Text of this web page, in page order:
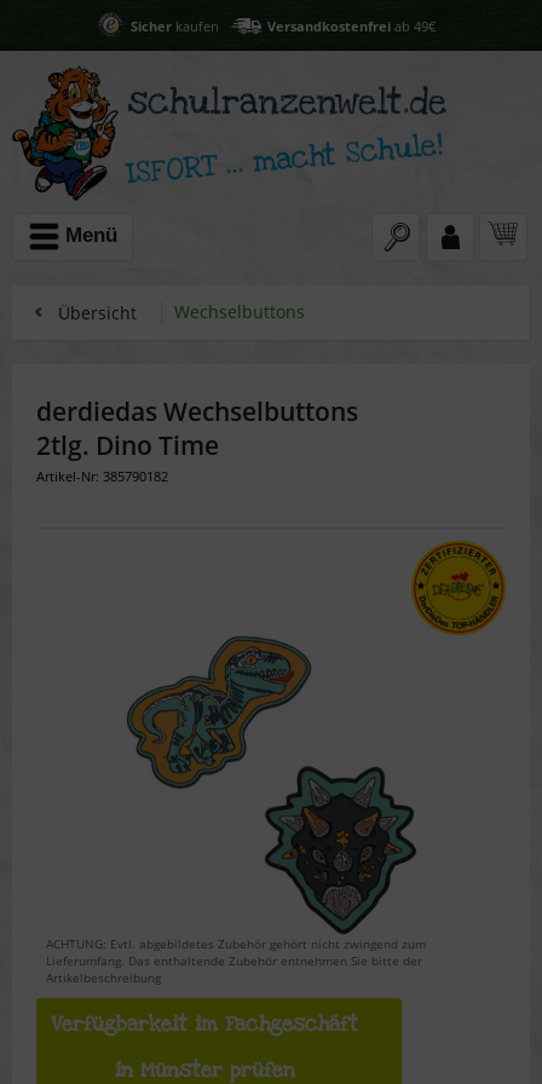
Sicherkaufen Versandkostenfreiab 49€
Menü
Übersicht Wechselbuttons
derdiedas Wechselbuttons
2tlg. Dino Time
Artikel-Nr: 385790182
ACHTUNG: Evtl. abgebildetes Zubehör gehört nicht zwingend zum
Lieferumfang. Das enthaltende Zubehör entnehmen Sie bitte der
Artikelbeschreibung
Verfügbarkeit im Fachgeschäft
in Münster prüfen